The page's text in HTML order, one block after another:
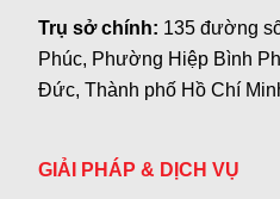
Trụ sở chính: 135 đường
Phúc, Phường Hiệp Bình
Đức, Thành phố Hồ Chí
GIẢI PHÁP & DỊCH VỤ